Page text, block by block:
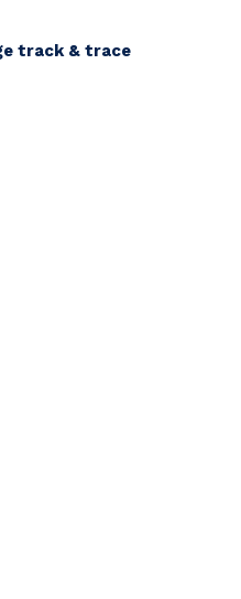
track & trace